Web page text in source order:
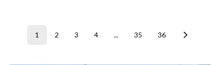
1 2 3 4 ... 35 36